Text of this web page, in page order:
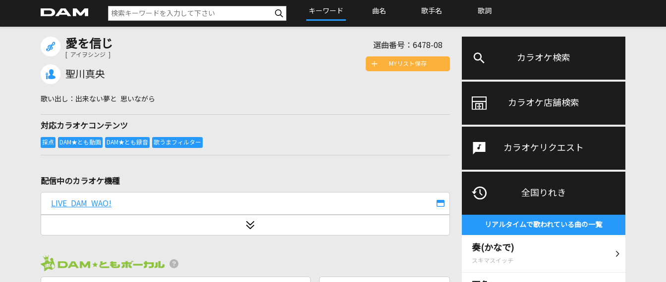
キーワード 曲名 歌手名 歌詞
カラオケ検索
カラオケ店舗検索
カラオケリクエスト
全国りれき
リアルタイムで歌われている曲の一覧
奏(かなで)
スキマスイッチ
愛を信じ
[ アイヲシンジ ]
聖川真央
選曲番号： 6478-08
出来ない夢と 思いながら
対応カラオケコンテンツ
MYリスト保存
配信中のカラオケ機種
LIVE DAM WAO!